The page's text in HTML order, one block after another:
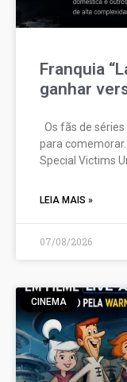
Franquia
ganhar
Os fãs de
para
Special Victims
LEIA MAIS »
07/08/2026
CINEMA